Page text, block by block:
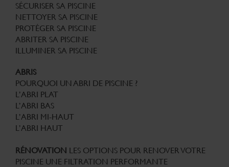
SÉCURISER SA PISCINE
NETTOYER SA PISCINE
PROTÉGER SA PISCINE
ABRITER SA PISCINE
ILLUMINER SA PISCINE
ABRIS
POURQUOI UN ABRI DE PISCINE ?
L’ABRI PLAT
L’ABRI BAS
L’ABRI MI-HAUT
L’ABRI HAUT
RÉNOVATION LES OPTIONS POUR RENOVER VOTRE
PISCINE UNE FILTRATION PERFORMANTE